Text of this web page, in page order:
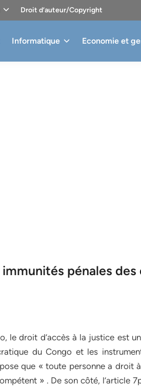
Droit d’auteur/Copyright
Informatique Economie et
pénales
le droit d’accès à la justice est
du Congo et les
que « toute personne a droit
» . De son côté, l’article